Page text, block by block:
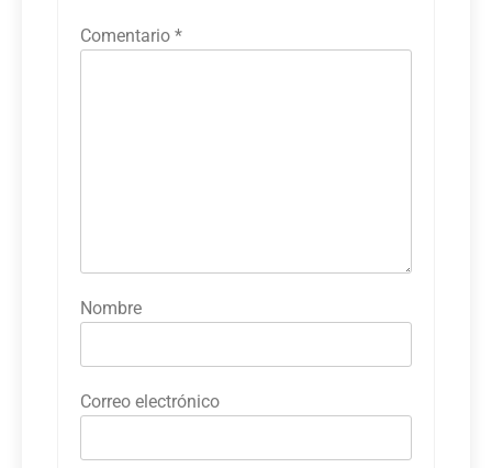
Comentario *
Nombre
Correo electrónico